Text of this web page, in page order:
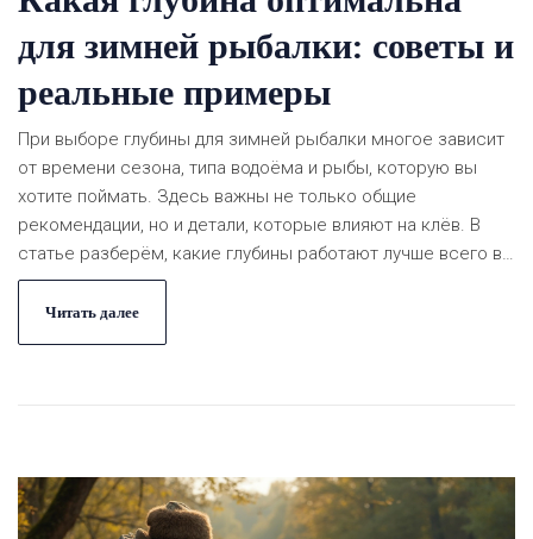
для зимней рыбалки: советы и
реальные примеры
При выборе глубины для зимней рыбалки многое зависит
от времени сезона, типа водоёма и рыбы, которую вы
хотите поймать. Здесь важны не только общие
рекомендации, но и детали, которые влияют на клёв. В
статье разберём, какие глубины работают лучше всего в
разное время зимы, как их искать и что важно учесть
новичкам. Каждый совет основан на реальных ситуациях.
Поделюсь понятными примерами и фишками из личного
Читать далее